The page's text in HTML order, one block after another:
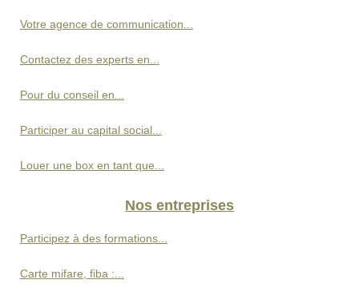
Votre agence de communication...
Contactez des experts en...
Pour du conseil en...
Participer au capital social...
Louer une box en tant que...
Nos entreprises
Participez à des formations...
Carte mifare, fiba :...